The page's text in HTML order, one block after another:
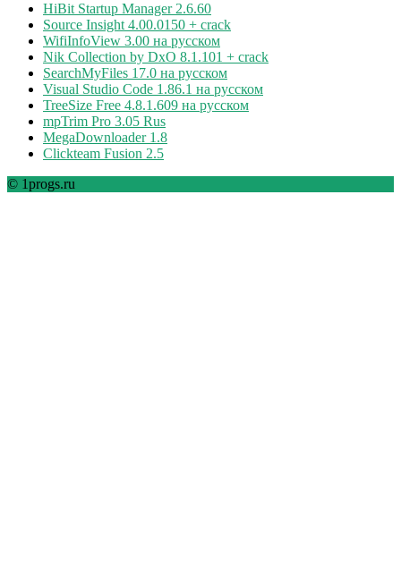
HiBit Startup Manager 2.6.60
Source Insight 4.00.0150 + crack
WifiInfoView 3.00 на русском
Nik Collection by DxO 8.1.101 + crack
SearchMyFiles 17.0 на русском
Visual Studio Code 1.86.1 на русском
TreeSize Free 4.8.1.609 на русском
mpTrim Pro 3.05 Rus
MegaDownloader 1.8
Clickteam Fusion 2.5
© 1progs.ru